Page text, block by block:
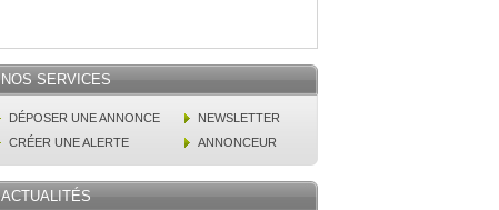
NOS SERVICES
DÉPOSER UNE ANNONCE
NEWSLETTER
CRÉER UNE ALERTE
ANNONCEUR
ACTUALITÉS